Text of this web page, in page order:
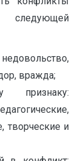
вражда;
признаку:
творческие и